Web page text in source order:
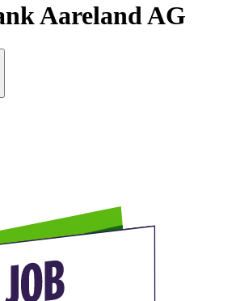
Aareland AG